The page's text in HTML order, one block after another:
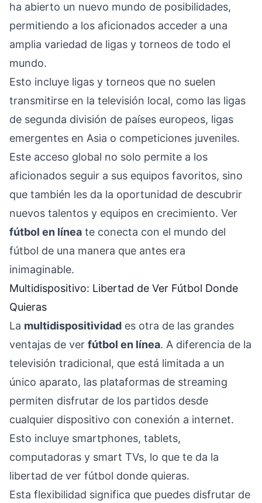
ha abierto un nuevo mundo de posibilidades,
permitiendo a los aficionados acceder a una
amplia variedad de ligas y torneos de todo el
mundo.
Esto incluye ligas y torneos que no suelen
transmitirse en la televisión local, como las ligas
de segunda división de países europeos, ligas
emergentes en Asia o competiciones juveniles.
Este acceso global no solo permite a los
aficionados seguir a sus equipos favoritos, sino
que también les da la oportunidad de descubrir
nuevos talentos y equipos en crecimiento. Ver
fútbol en línea te conecta con el mundo del
fútbol de una manera que antes era
inimaginable.
Multidispositivo: Libertad de Ver Fútbol Donde
Quieras
La multidispositividad es otra de las grandes
ventajas de ver fútbol en línea. A diferencia de la
televisión tradicional, que está limitada a un
único aparato, las plataformas de streaming
permiten disfrutar de los partidos desde
cualquier dispositivo con conexión a internet.
Esto incluye smartphones, tablets,
computadoras y smart TVs, lo que te da la
libertad de ver fútbol donde quieras.
Esta flexibilidad significa que puedes disfrutar de